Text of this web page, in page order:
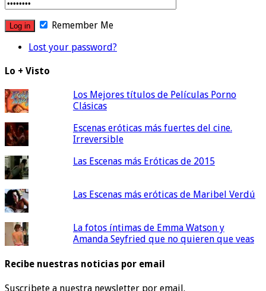
Remember Me
Lost your password?
Lo + Visto
Los Mejores títulos de Películas Porno
Clásicas
Escenas eróticas más fuertes del cine.
Irreversible
Las Escenas más Eróticas de 2015
Las Escenas más eróticas de Maribel Verdú
La fotos íntimas de Emma Watson y
Amanda Seyfried que no quieren que veas
Recibe nuestras noticias por email
Suscribete a nuestra newsletter por email.